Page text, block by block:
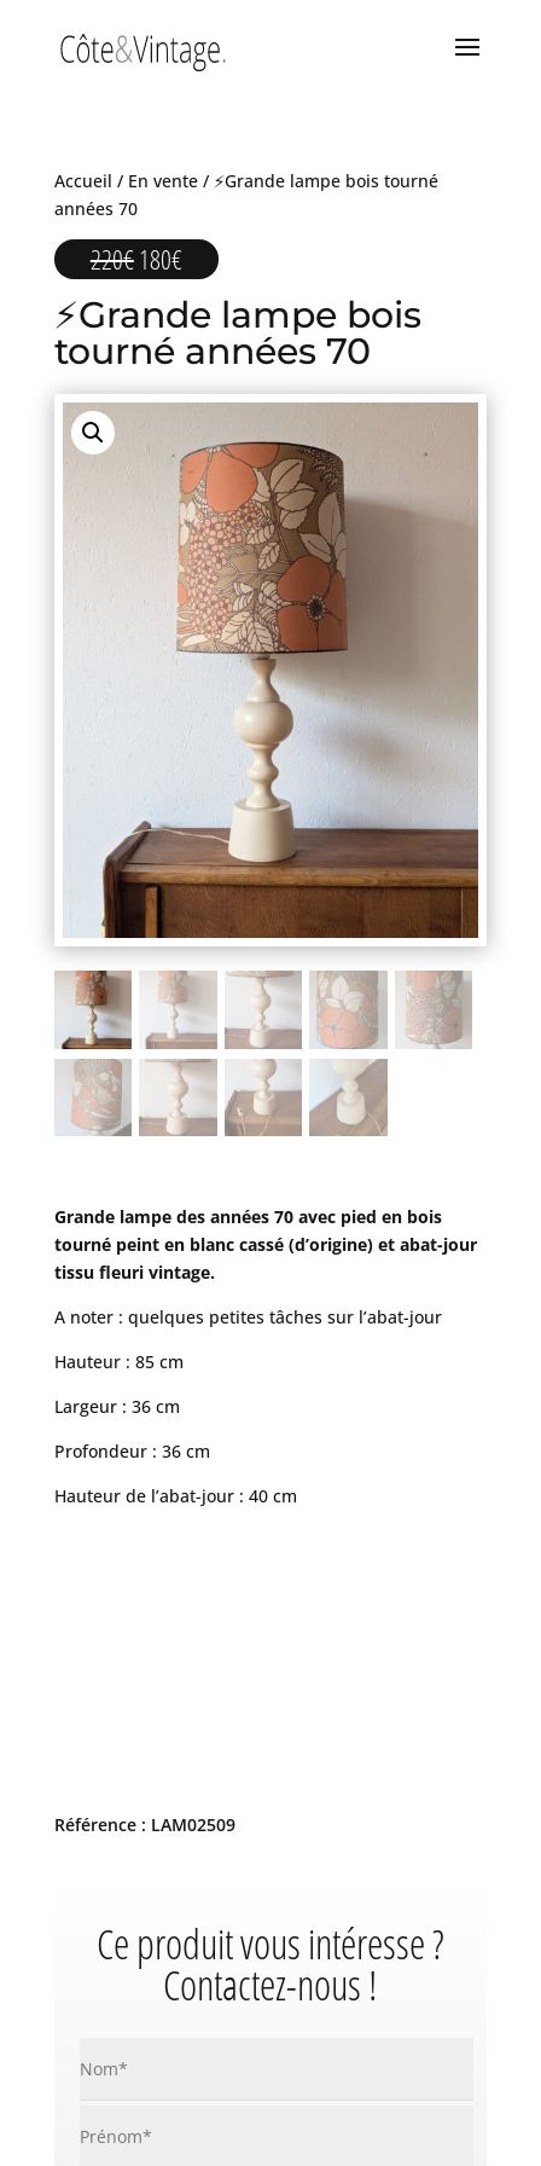
Accueil / En vente/ ⚡Grande lampe bois tourné
années 70
220€Le
prix
initial
était :
220€.
180€Le
prix
actuel
est :
180€.
⚡Grande lampe bois
tourné années 70
Grande lampe des années 70 avec pied en bois
tourné peint en blanc cassé (d’origine) et abat-jour
tissu fleuri vintage.
A noter : quelques petites tâches sur l’abat-jour
Hauteur : 85 cm
Largeur : 36 cm
Profondeur : 36 cm
Hauteur de l’abat-jour : 40 cm
Référence : LAM02509
Ce produit vous intéresse ?
Contactez-nous !